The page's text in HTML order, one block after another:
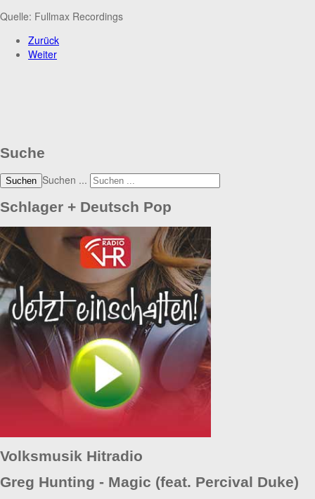
Quelle: Fullmax Recordings
Zurück
Weiter
Suche
Suchen Suchen ...
Schlager + Deutsch Pop
Volksmusik Hitradio
Greg Hunting - Magic (feat. Percival Duke)